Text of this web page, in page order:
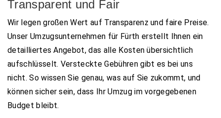
Transparent und Fair
Wir legen großen Wert auf Transparenz und faire Preise.
Unser Umzugsunternehmen für Fürth erstellt Ihnen ein
detailliertes Angebot, das alle Kosten übersichtlich
aufschlüsselt. Versteckte Gebühren gibt es bei uns
nicht. So wissen Sie genau, was auf Sie zukommt, und
können sicher sein, dass Ihr Umzug im vorgegebenen
Budget bleibt.